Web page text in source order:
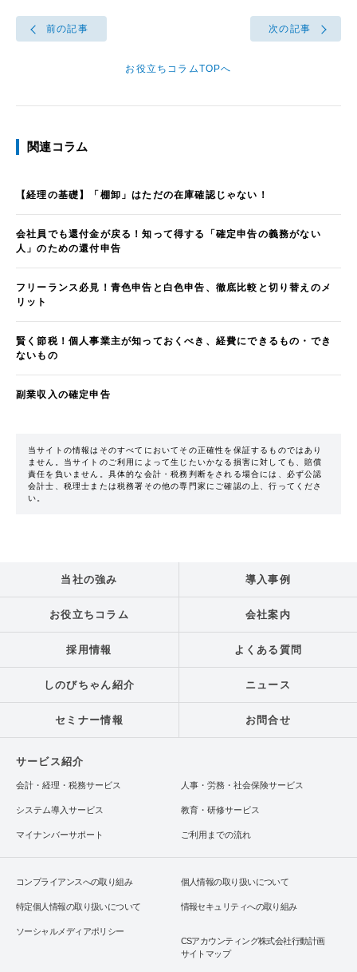
前の記事
お役立ちコラムTOPへ
次の記事
関連コラム
【経理の基礎】「棚卸」はただの在庫確認じゃない！
会社員でも還付金が戻る！知って得する「確定申告の義務がない
人」のための還付申告
フリーランス必見！青色申告と白色申告、徹底比較と切り替えのメ
リット
賢く節税！個人事業主が知っておくべき、経費にできるもの・でき
ないもの
副業収入の確定申告
当サイトの情報はそのすべてにおいてその正確性を保証するものではあり
ません。当サイトのご利用によって生じたいかなる損害に対しても、賠償
責任を負いません。具体的な会計・税務判断をされる場合には、必ず公認
会計士、税理士または税務署その他の専門家にご確認の上、行ってくださ
い。
当社の強み 導入事例
お役立ちコラム 会社案内
採用情報 よくある質問
しのびちゃん紹介 ニュース
セミナー情報 お問合せ
サービス紹介
会計・経理・税務サービス 人事・労務・社会保険サービス
システム導入サービス 教育・研修サービス
マイナンバーサポート ご利用までの流れ
コンプライアンスへの取り組み 個人情報の取り扱いについて
特定個人情報の取り扱いについて 情報セキュリティへの取り組み
ソーシャルメディアポリシー
CSアカウンティング株式会社行動計画
サイトマップ